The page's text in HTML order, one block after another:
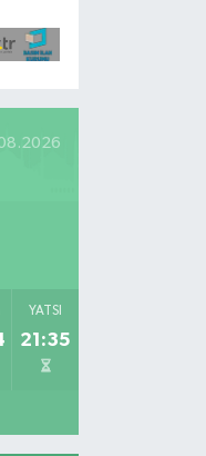
YATSI
21:35